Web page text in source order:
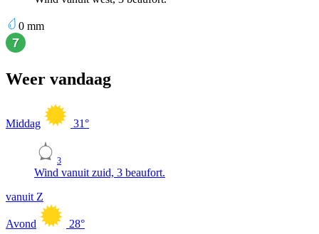
0 mm
Weer vandaag
Middag 31°
3
Wind vanuit zuid, 3 beaufort.
vanuit Z
Avond 28°